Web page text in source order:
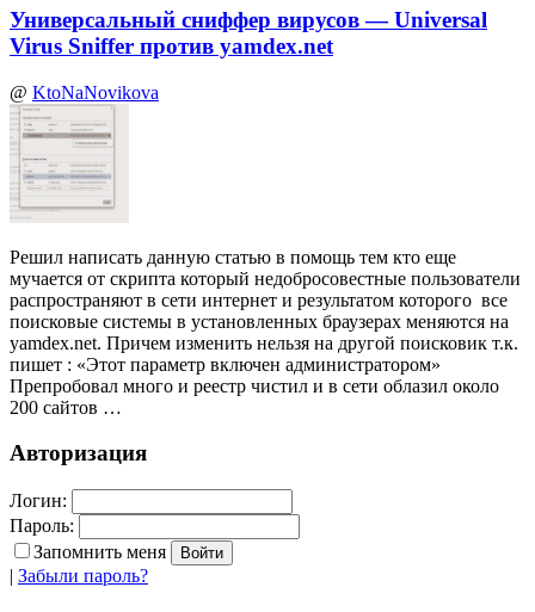
Универсальный сниффер вирусов — Universal
Virus Sniffer против yamdex.net
@ KtoNaNovikova
Решил написать данную статью в помощь тем кто еще
мучается от скрипта который недобросовестные пользователи
распространяют в сети интернет и результатом которого все
поисковые системы в установленных браузерах меняются на
yamdex.net. Причем изменить нельзя на другой поисковик т.к.
пишет : «Этот параметр включен администратором»
Препробовал много и реестр чистил и в сети облазил около
200 сайтов …
Авторизация
Логин:
Пароль:
Запомнить меня
| Забыли пароль?